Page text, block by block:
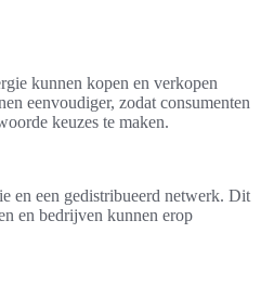
kunnen kopen en verkopen
eenvoudiger, zodat consumenten
keuzes te maken.
en een gedistribueerd netwerk. Dit
en bedrijven kunnen erop